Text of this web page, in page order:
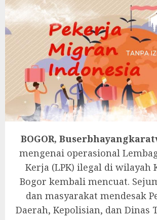
BOGOR,
mengenai operasional
Kerja (LPK) ilegal di wilayah
Bogor kembali mencuat.
dan masyarakat mendesak
Daerah, Kepolisian, dan Dinas